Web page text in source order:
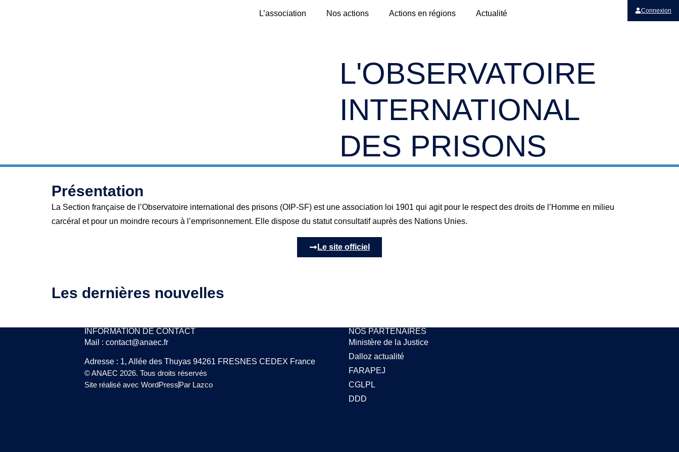
L’association Nos actions Actions en régions Actualité Connexion
L'OBSERVATOIRE
INTERNATIONAL
DES PRISONS
Présentation
La Section française de l’Observatoire international des prisons (OIP-SF) est une association loi 1901 qui agit pour le respect des droits de l’Homme en milieu
carcéral et pour un moindre recours à l’emprisonnement. Elle dispose du statut consultatif auprès des Nations Unies.
Le site officiel
Les dernières nouvelles
INFORMATION DE CONTACT
Mail : contact@anaec.fr
Adresse : 1, Allée des Thuyas 94261 FRESNES CEDEX France
© ANAEC 2026. Tous droits réservés
Site réalisé avec WordPressPar Lazco
NOS PARTENAIRES
Ministère de la Justice
Dalloz actualité
FARAPEJ
CGLPL
DDD